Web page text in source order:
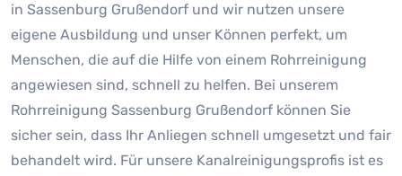
in Sassenburg Grußendorf und wir nutzen unsere
eigene Ausbildung und unser Können perfekt, um
Menschen, die auf die Hilfe von einem Rohrreinigung
angewiesen sind, schnell zu helfen. Bei unserem
Rohrreinigung Sassenburg Grußendorf können Sie
sicher sein, dass Ihr Anliegen schnell umgesetzt und fair
behandelt wird. Für unsere Kanalreinigungsprofis ist es